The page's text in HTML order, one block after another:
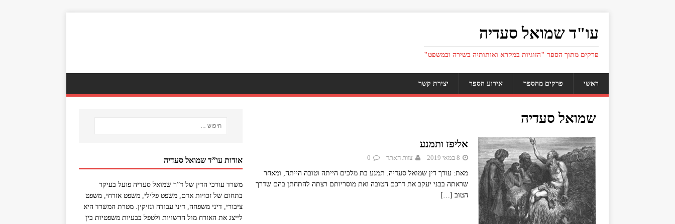
עו"ד שמואל סעדיה
פרקים מתוך הספר "הזוגיות במקרא ואותותיה בשירה ובמשפט"
ראשי פרקים מהספר אירוע הספר יצירת קשר
שמואל סעדיה
אליפז ותמנע
8 במאי 2019 צוות האתר 0
מאת: עורך דין שמואל סעדיה. תמנע בת מלכים הייתה וטובה הייתה, ומאחר
שראתה בבני יעקב את דרכם הטובה ואת מוסריותם רצתה להתחתן בהם שדרך
הטוב […]
אודות עו”ד שמואל סעדיה
משרד עורכי הדין של ד”ר שמואל סעדיה פועל בעיקר
בתחום של זכויות אדם, משפט פלילי, משפט אזרחי, משפט
ציבורי, דיני משפחה, דיני עבודה ונזיקין. מטרת המשרד היא
לייצג את האזרח מול הרשויות ולטפל בבעיות משפטיות בין